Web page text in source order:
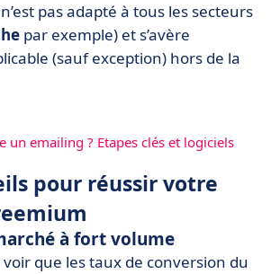
pas adapté à tous les secteurs
par exemple) et s’avère
(sauf exception) hors de la
un emailing ? Etapes clés et logiciels
pour réussir votre
à fort volume
que les taux de conversion du